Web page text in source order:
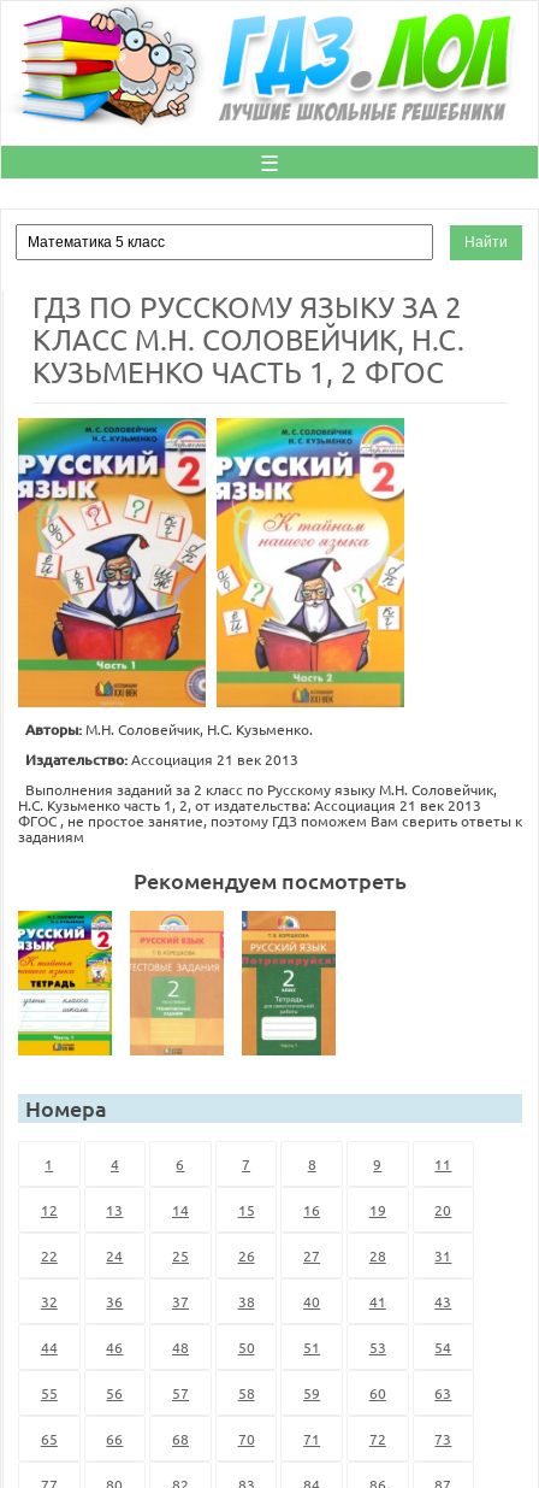
☰
ГДЗ ПО РУССКОМУ ЯЗЫКУ ЗА 2
КЛАСС М.Н. СОЛОВЕЙЧИК, Н.С.
КУЗЬМЕНКО ЧАСТЬ 1, 2 ФГОС
Авторы:М.Н. Соловейчик, Н.С. Кузьменко.
Издательство:Ассоциация 21 век 2013
Выполнения заданий за 2 класс по Русскому языку М.Н. Соловейчик,
Н.С. Кузьменко часть 1, 2, от издательства: Ассоциация 21 век 2013
ФГОС , не простое занятие, поэтому ГДЗ поможем Вам сверить ответы к
заданиям
Рекомендуем посмотреть
Номера
1 4 6 7 8 9 11
12 13 14 15 16 19 20
22 24 25 26 27 28 31
32 36 37 38 40 41 43
44 46 48 50 51 53 54
55 56 57 58 59 60 63
65 66 68 70 71 72 73